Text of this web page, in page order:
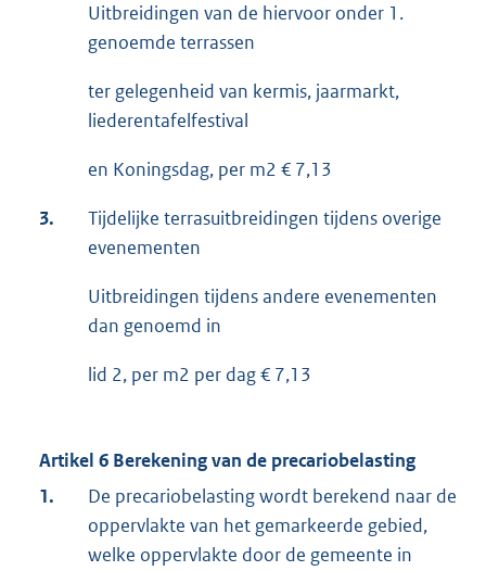
Uitbreidingen van de hiervoor onder 1.
genoemde terrassen
ter gelegenheid van kermis, jaarmarkt,
liederentafelfestival
en Koningsdag, per m2 € 7,13
3.
Tijdelijke terrasuitbreidingen tijdens overige
evenementen
Uitbreidingen tijdens andere evenementen
dan genoemd in
lid 2, per m2 per dag € 7,13
Artikel 6 Berekening van de precariobelasting
1.
De precariobelasting wordt berekend naar de
oppervlakte van het gemarkeerde gebied,
welke oppervlakte door de gemeente in